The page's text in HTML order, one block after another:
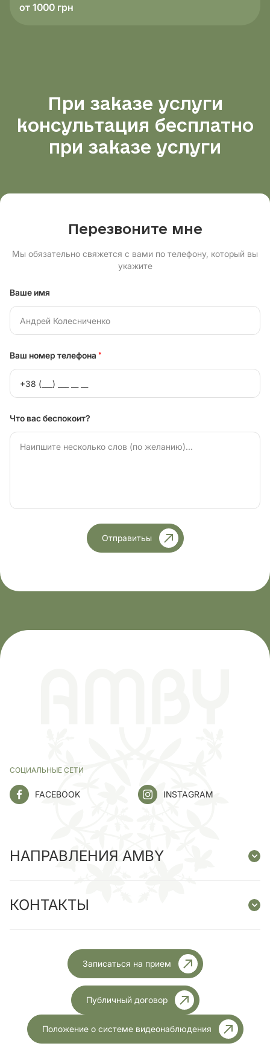
от 1000 грн
При заказе услуги
консультация бесплатно
при заказе услуги
Перезвоните мне
Мы обязательно свяжется с вами по телефону, который вы
укажите
Ваше имя
Ваш номер телефона *
Что вас беспокоит?
Отправитьы
СОЦИАЛЬНЫЕ СЕТИ
FACEBOOK INSTAGRAM
НАПРАВЛЕНИЯ AMBY
КОНТАКТЫ
Записаться на прием
Публичный договор
Положение о системе видеонаблюдения